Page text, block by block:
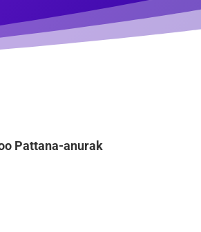
Pattana-anurak